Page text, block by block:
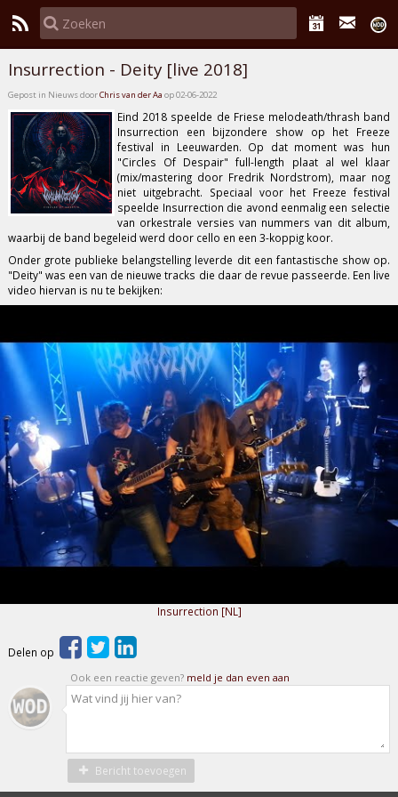
Insurrection - Deity [live 2018]
Gepost in Nieuws doorChris van der Aa op 02-06-2022
Eind 2018 speelde de Friese melodeath/thrash band
Insurrection een bijzondere show op het Freeze
festival in Leeuwarden. Op dat moment was hun
"Circles Of Despair" full-length plaat al wel klaar
(mix/mastering door Fredrik Nordstrom), maar nog
niet uitgebracht. Speciaal voor het Freeze festival
speelde Insurrection die avond eenmalig een selectie
van orkestrale versies van nummers van dit album,
waarbij de band begeleid werd door cello en een 3-koppig koor.
Onder grote publieke belangstelling leverde dit een fantastische show op.
"Deity" was een van de nieuwe tracks die daar de revue passeerde. Een live
video hiervan is nu te bekijken:
Insurrection [NL]
Delen op
Ook een reactie geven? meld je dan even aan
Bericht toevoegen